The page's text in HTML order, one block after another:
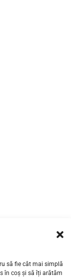
să fie cât mai simplă
în coș și să îți arătăm